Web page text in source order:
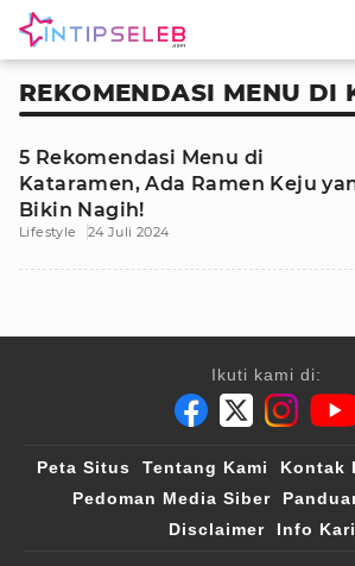
REKOMENDASI MENU DI
5 Rekomendasi Menu di
Kataramen, Ada Ramen Keju
Bikin Nagih!
Lifestyle 24 Juli 2024
Ikuti kami di:
Peta Situs Tentang Kami Kontak
Pedoman Media Siber
Disclaimer
Info